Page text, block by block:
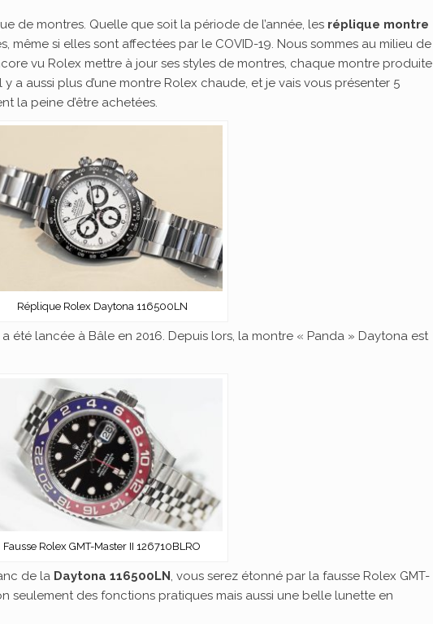
de montres. Quelle que soit la période de l’année, les réplique montre
même si elles sont affectées par le COVID-19. Nous sommes au milieu de
vu Rolex mettre à jour ses styles de montres, chaque montre produite
a aussi plus d’une montre Rolex chaude, et je vais vous présenter 5
la peine d’être achetées.
Réplique Rolex Daytona 116500LN
a été lancée à Bâle en 2016. Depuis lors, la montre « Panda » Daytona est
Fausse Rolex GMT-Master II 126710BLRO
de la Daytona 116500LN, vous serez étonné par la fausse Rolex GMT-
seulement des fonctions pratiques mais aussi une belle lunette en